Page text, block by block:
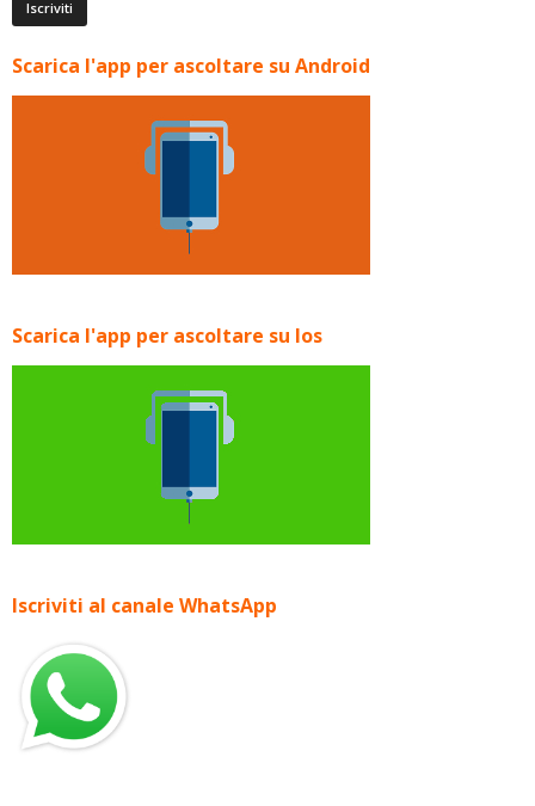
Scarica l'app per ascoltare su Android
Scarica l'app per ascoltare su Ios
Iscriviti al canale WhatsApp